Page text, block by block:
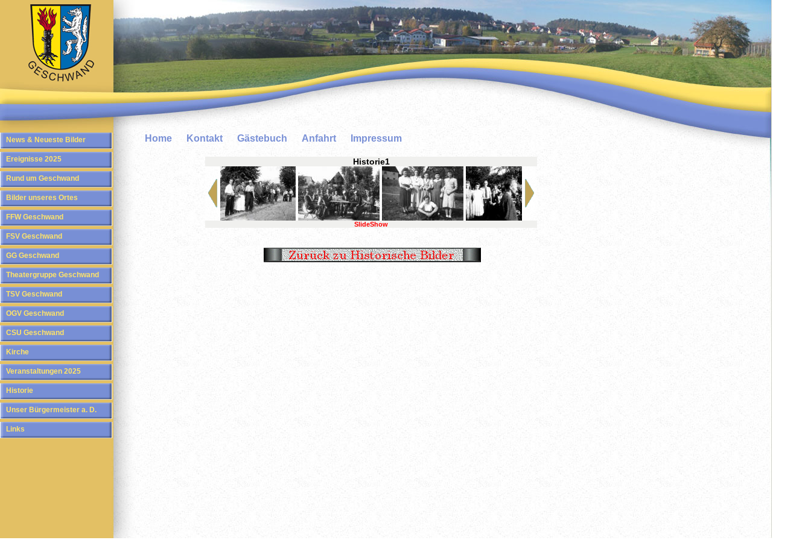
News & Neueste Bilder
Ereignisse 2025
Rund um Geschwand
Bilder unseres Ortes
FFW Geschwand
FSV Geschwand
GG Geschwand
Theatergruppe Geschwand
TSV Geschwand
OGV Geschwand
CSU Geschwand
Kirche
Veranstaltungen 2025
Historie
Unser Bürgermeister a. D.
Links
Home Kontakt Gästebuch Anfahrt Impressum
Historie1
SlideShow